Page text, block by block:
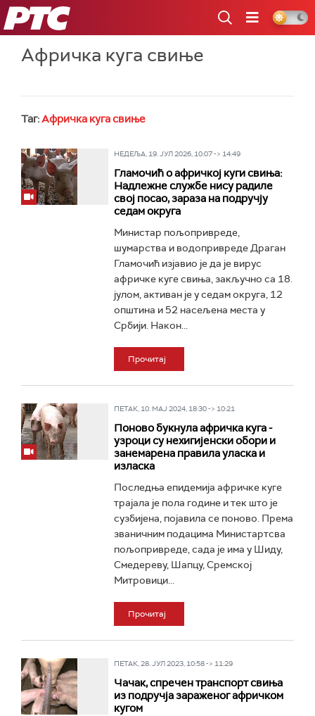
РТС
Афричка куга свиње
Таг:Афричка куга свиње
НЕДЕЉА, 19. ЈУЛ 2026, 10:07 -> 14:49
Гламочић о афричкој куги свиња:
Надлежне службе нису радиле
свој посао, зараза на подручју
седам округа
Министар пољопривреде,
шумарства и водопривреде Драган
Гламочић изјавио је да је вирус
афричке куге свиња, закључно са 18.
јулом, активан је у седам округа, 12
општина и 52 насељена места у
Србији. Након...
Прочитај
ПЕТАК, 10. МАЈ 2024, 18:30 -> 10:21
Поново букнула афричка куга -
узроци су нехигијенски обори и
занемарена правила уласка и
изласка
Последња епидемија афричке куге
трајала је пола године и тек што је
сузбијена, појавила се поново. Према
званичним подацима Министартсва
пољопривреде, сада је има у Шиду,
Смедереву, Шапцу, Сремској
Митровици...
Прочитај
ПЕТАК, 28. ЈУЛ 2023, 10:58 -> 11:29
Чачак, спречен транспорт свиња
из подручја зараженог афричком
кугом